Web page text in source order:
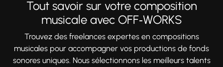
Tout savoir sur votre composition
musicale avec OFF‑WORKS
Trouvez des freelances expertes en compositions
musicales pour accompagner vos productions de fonds
sonores uniques. Nous sélectionnons les meilleurs talents